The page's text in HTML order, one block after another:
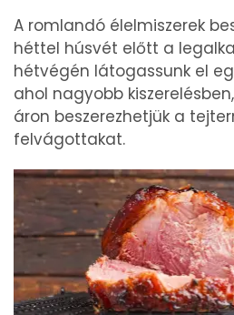
A romlandó élelmiszerek
héttel húsvét előtt a
hétvégén látogassunk el
ahol nagyobb
áron beszerezhetjük a
felvágottakat.